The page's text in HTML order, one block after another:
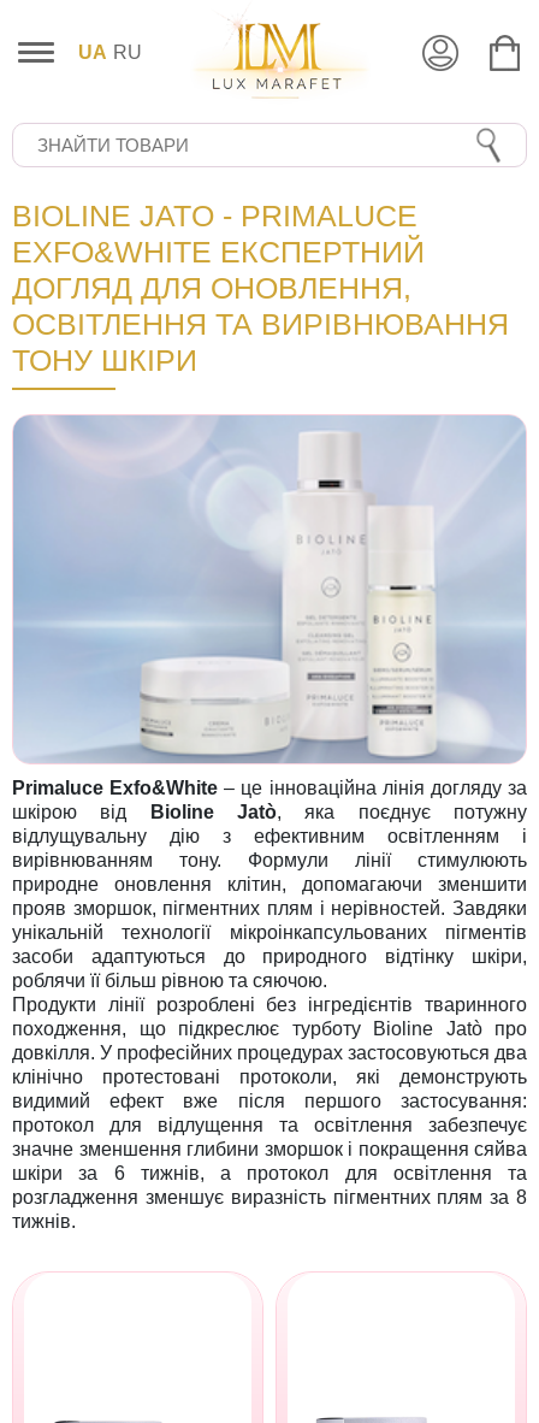
UA RU
BIOLINE JATO - PRIMALUCE
EXFO&WHITE ЕКСПЕРТНИЙ
ДОГЛЯД ДЛЯ ОНОВЛЕННЯ,
ОСВІТЛЕННЯ ТА ВИРІВНЮВАННЯ
ТОНУ ШКІРИ
Primaluce Exfo&White – це інноваційна лінія догляду за
шкірою від
Bioline Jatò, яка поєднує потужну
відлущувальну дію з ефективним освітленням і
вирівнюванням тону. Формули лінії стимулюють
природне оновлення клітин, допомагаючи зменшити
прояв зморшок, пігментних плям і нерівностей. Завдяки
унікальній технології мікроінкапсульованих пігментів
засоби адаптуються до природного відтінку шкіри,
роблячи її більш рівною та сяючою.
Продукти лінії розроблені без інгредієнтів тваринного
походження, що підкреслює турботу Bioline Jatò про
довкілля. У професійних процедурах застосовуються два
клінічно протестовані протоколи, які демонструють
видимий ефект вже після першого застосування:
протокол для відлущення та освітлення забезпечує
значне зменшення глибини зморшок і покращення сяйва
шкіри за 6 тижнів, а протокол для освітлення та
розгладження зменшує виразність пігментних плям за 8
тижнів.